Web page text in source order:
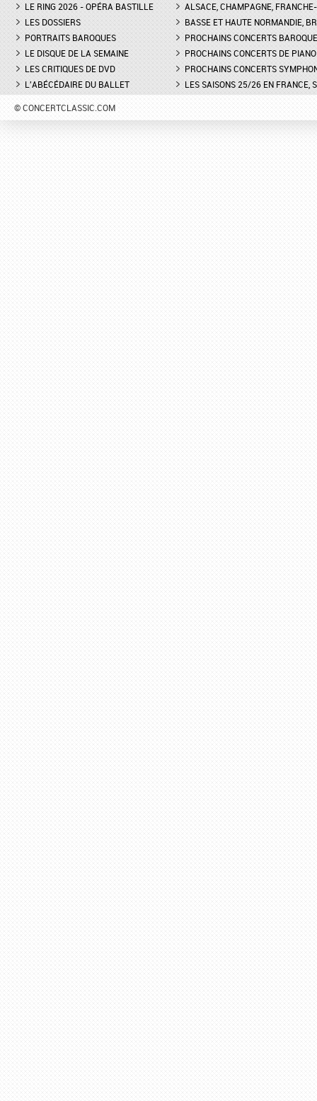
LE RING 2026 - OPÉRA BASTILLE
LES DOSSIERS
PORTRAITS BAROQUES
LE DISQUE DE LA SEMAINE
LES CRITIQUES DE DVD
L'ABÉCÉDAIRE DU BALLET
ALSACE, CHAMPAGNE,
BASSE ET HAUTE NORMANDIE,
PROCHAINS CONCERTS
PROCHAINS CONCERTS DE PIANO
PROCHAINS CONCERTS
LES SAISONS 25/26 EN FRANCE,
© CONCERTCLASSIC.COM